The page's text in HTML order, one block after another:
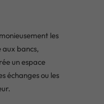
les
aux bancs,
un espace
échanges ou les